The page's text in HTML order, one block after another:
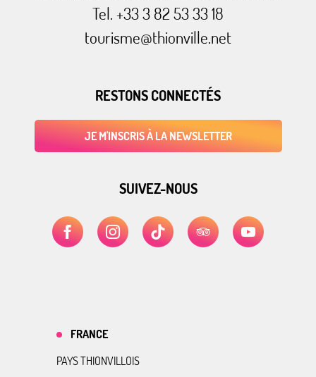
Tel. +33 3 82 53 33 18
tourisme@thionville.net
RESTONS CONNECTÉS
JE M'INSCRIS À LA NEWSLETTER
SUIVEZ-NOUS
FRANCE
PAYS THIONVILLOIS